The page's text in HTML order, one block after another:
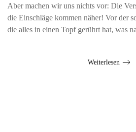
Aber machen wir uns nichts vor: Die
die Einschläge kommen näher! Vor der
die alles in einen Topf gerührt hat, was
Weiterlesen